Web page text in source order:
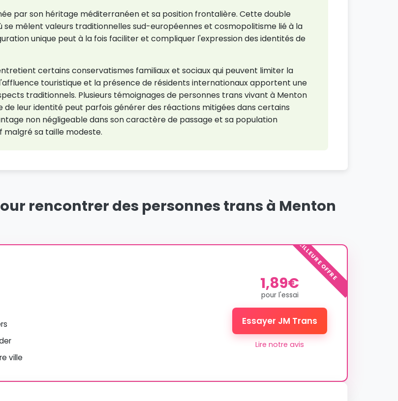
par son héritage méditerranéen et sa position frontalière. Cette double
mêlent valeurs traditionnelles sud-européennes et cosmopolitisme lié à la
unique peut à la fois faciliter et compliquer l'expression des identités de
certains conservatismes familiaux et sociaux qui peuvent limiter la
touristique et la présence de résidents internationaux apportent une
traditionnels. Plusieurs témoignages de personnes trans vivant à Menton
de leur identité peut parfois générer des réactions mitigées dans certains
non négligeable dans son caractère de passage et sa population
sa taille modeste.
rencontrer des personnes trans à Menton
MEILLEURE OFFRE
ville
1,89€
pour l'essai
Essayer JM Trans
Lire notre avis